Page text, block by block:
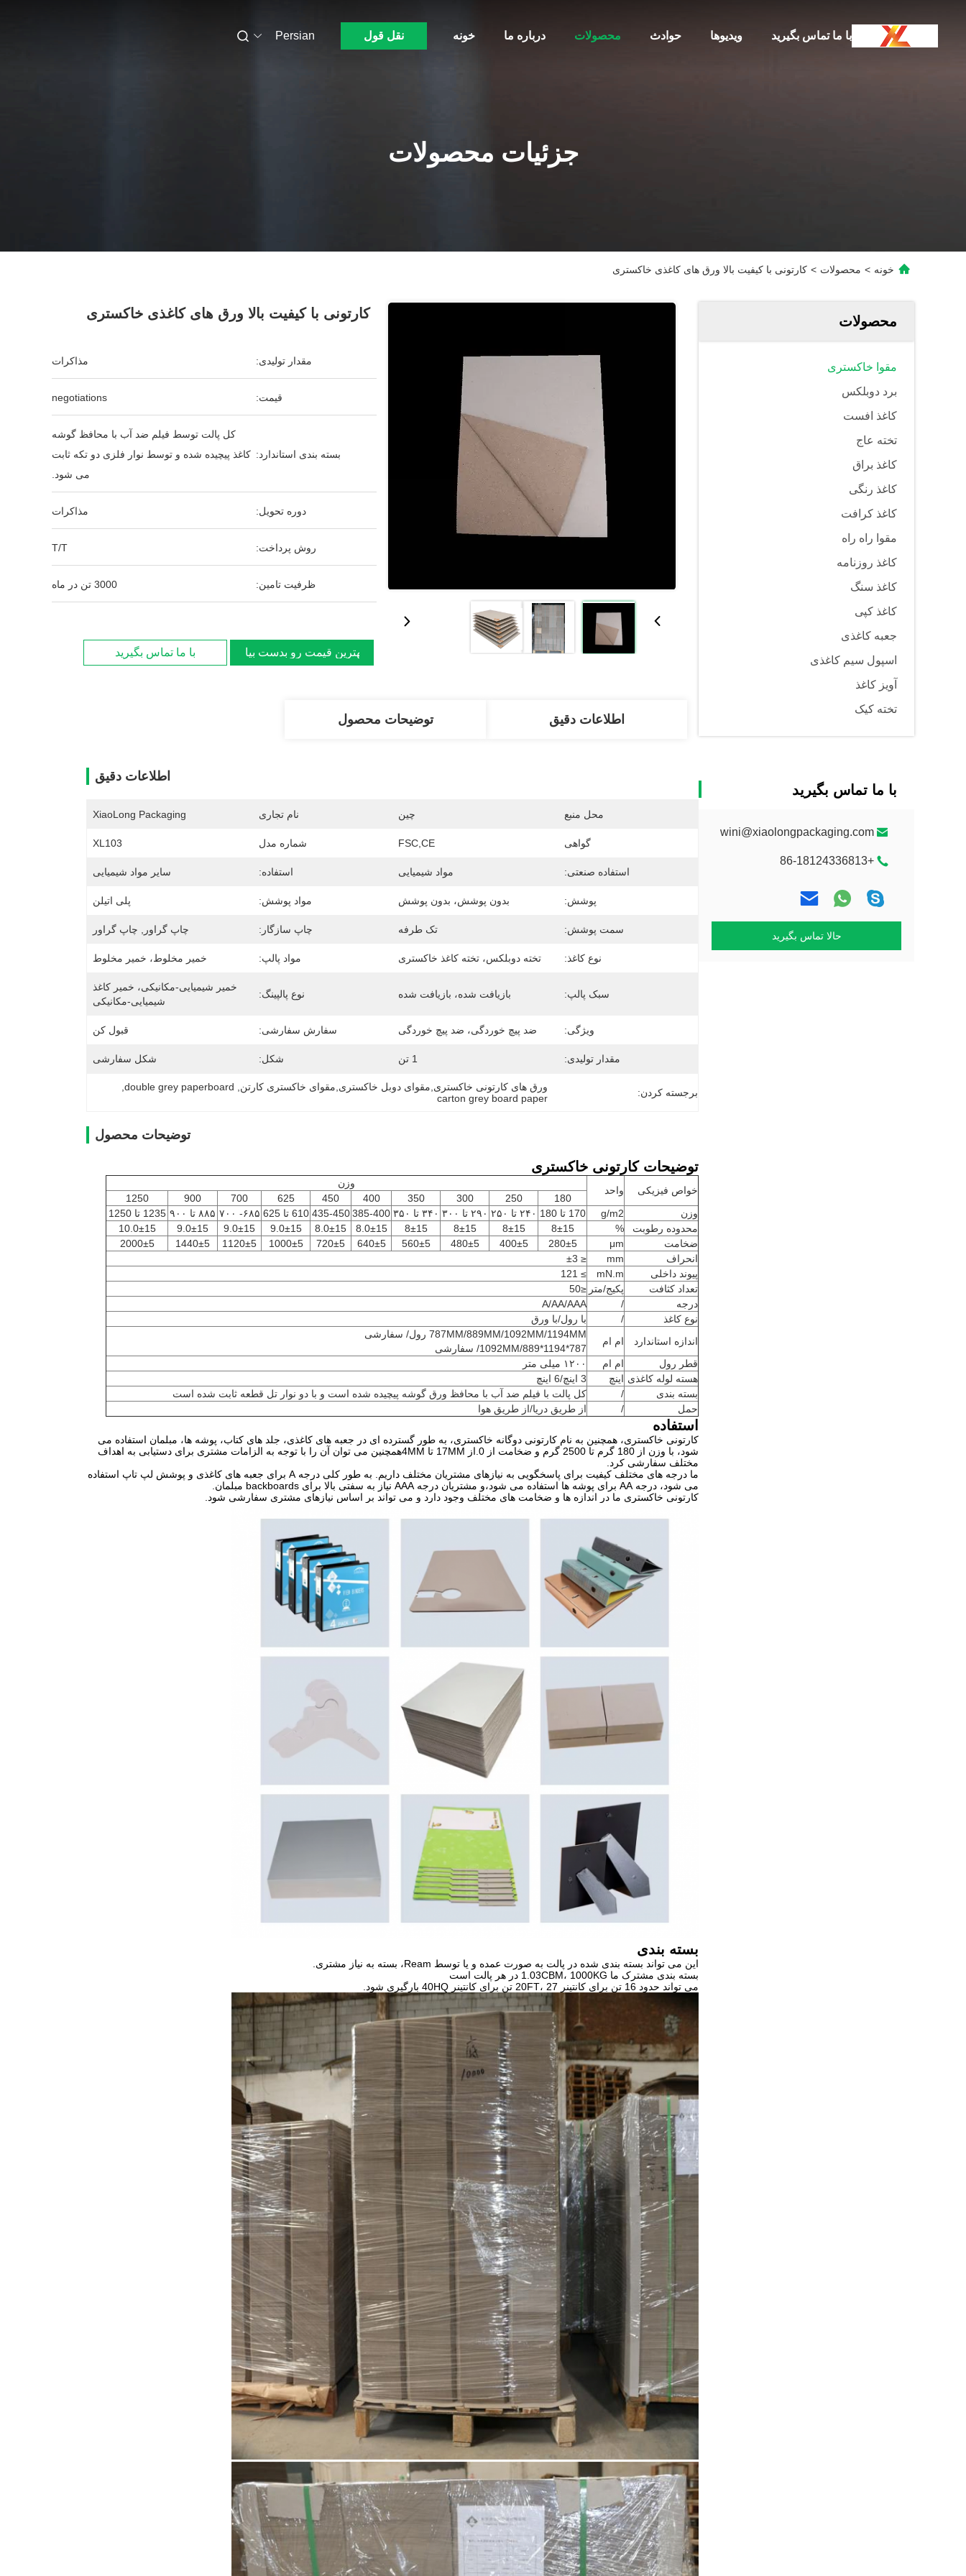
خونه درباره ما محصولات حوادث ویدیوها با ما تماس بگیرید نقل قول Persian
جزئیات محصولات
خونه > محصولات > کارتونی با کیفیت بالا ورق های کاغذی خاکستری
محصولات
مقوا خاکستری
برد دوبلکس
کاغذ افست
تخته عاج
کاغذ براق
کاغذ رنگی
کاغذ کرافت
مقوا راه راه
کاغذ روزنامه
کاغذ سنگ
کاغذ کپی
جعبه کاغذی
اسپول سیم کاغذی
آویز کاغذ
تخته کیک
با ما تماس بگیرید
wini@xiaolongpackaging.com
+86-18124336813
حالا تماس بگیرید
کارتونی با کیفیت بالا ورق های کاغذی خاکستری
مقدار تولیدی: مذاکرات
قیمت: negotiations
بسته بندی استاندارد:
کل پالت توسط فیلم ضد آب با محافظ گوشه
کاغذ پیچیده شده و توسط نوار فلزی دو تکه ثابت
می شود.
دوره تحویل: مذاکرات
روش پرداخت: T/T
ظرفیت تامین: 3000 تن در ماه
بهترین قیمت رو بدست بیار با ما تماس بگیرید
اطلاعات دقیق توضیحات محصول
اطلاعات دقیق
محل منبع چین نام تجاری XiaoLong Packaging
گواهی FSC,CE شماره مدل XL103
استفاده صنعتی: مواد شیمیایی استفاده: سایر مواد شیمیایی
پوشش: بدون پوشش، بدون پوشش مواد پوشش: پلی اتیلن
سمت پوشش: تک طرفه چاپ سازگار: چاپ گراور, چاپ گراور
نوع کاغذ: تخته دوبلکس، تخته کاغذ خاکستری مواد پالپ: خمیر مخلوط، خمیر مخلوط
سبک پالپ: بازیافت شده، بازیافت شده نوع پالپینگ:
شیمیایی-مکانیکی
ویژگی: ضد پیچ ​​خوردگی، ضد پیچ ​​خوردگی سفارش سفارشی: قبول کن
مقدار تولیدی: 1 تن شکل: شکل سفارشی
برجسته کردن: ورق های کارتونی خاکستری,مقوای دوبل خاکستری,مقوای خاکستری کارتن double grey paperboard
carton grey board paper
توضیحات محصول
توضیحات کارتونی خاکستری
خواص فیزیکی واحد
وزن
180
250
300
350
400
450
625
700
900
1250
وزن
g/m2 170 تا 180 ۲۴۰ تا ۲۵۰ ۲۹۰ تا ۳۰۰ ۳۴۰ تا ۳۵۰ 385-400
435-450 610 تا 625 ۶۸۵- ۷۰۰ ۸۸۵ تا ۹۰۰
1235 تا 1250
محدوده رطوبت
%
8±15
8±15
8±15
8±15
8.0±15
8.0±15
9.0±15
9.0±15
9.0±15
10.0±15
ضخامت
μm
280±5
400±5
480±5
560±5
640±5
720±5
1000±5
1120±5
1440±5
2000±5
انحراف
mm
≤ ±3
پیوند داخلی
mN.m
≥ 121
تعداد کثافت
پکیج/متر ≤50
درجه
/
A/AA/AAA
نوع کاغذ
/
با رول/با ورق
اندازه استاندارد
ام ام
787MM/889MM/1092MM/1194MM رول/ سفارشی
787*1092MM/889*1194/ سفارشی
قطر رول
ام ام
۱۲۰۰ میلی متر
هسته لوله کاغذی اینچ
3 اينچ/6 اينچ
بسته بندی
/
کل پالت با فیلم ضد آب با محافظ ورق گوشه پیچیده شده است و با دو نوار تل قطعه ثابت شده است
حمل
/ از طریق دریا/از طریق هوا
استفاده
کارتونی خاکستری، همچنین به نام کارتونی دوگانه خاکستری، به طور گسترده ای در جعبه های کاغذی، جلد های کتاب، پوشه ها، مبلمان استفاده می
شود، با وزن از 180 گرم تا 2500 گرم و ضخامت از 0.از 17MM تا 4MMهمچنین می توان آن را با توجه به الزامات مشتری برای دستیابی به اهداف
مختلف سفارشی کرد.
ما درجه های مختلف کیفیت برای پاسخگویی به نیازهای مشتریان مختلف داریم. به طور کلی درجه A برای جعبه های کاغذی و پوشش لپ تاپ استفاده
می شود، درجه AA برای پوشه ها استفاده می شود،و مشتریان درجه AAA نیاز به سفتی بالا برای backboards مبلمان.
کارتونی خاکستری ما در اندازه ها و ضخامت های مختلف وجود دارد و می تواند بر اساس نیازهای مشتری سفارشی شود.
بسته بندی
این می تواند بسته بندی شده در پالت به صورت عمده و یا توسط Ream، بسته به نیاز مشتری.
بسته بندی مشترک ما 1.03CBM، 1000KG در هر پالت است
می تواند حدود 16 تن برای کانتینر 20FT، 27 تن برای کانتینر 40HQ بارگیری شود.